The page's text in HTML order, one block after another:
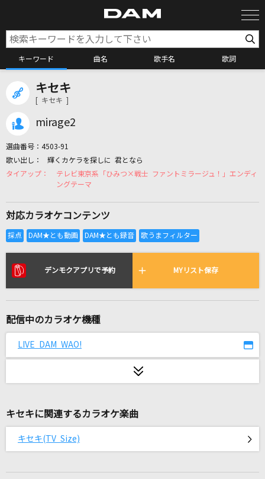
キーワード 曲名 歌手名 歌詞
カラオケリクエスト
全国りれき
リアルタイムで歌われている曲の一覧
あふれる涙が伝うとき
愛をとりもどせ!!
何様 feat. ぼくのりりっくのぼうよみ
Official髭男dism
[生音]プライド革命
キセキ
[ キセキ ]
mirage2
選曲番号： 4503-91
輝くカケラを探しに 君となら
テレビ東京系「ひみつ×戦士 ファントミラージュ！」エンディ
ングテーマ
対応カラオケコンテンツ
デンモクアプリで予約 MYリスト保存
配信中のカラオケ機種
LIVE DAM WAO!
キセキに関連するカラオケ楽曲
キセキ(TV Size)